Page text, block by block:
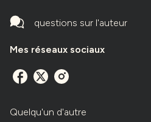
questions sur l'auteur
Mes réseaux sociaux
Quelqu'un d'autre